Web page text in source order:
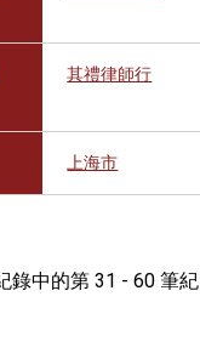
其禮律師行
上海市
錄中的第 31 - 60 筆紀